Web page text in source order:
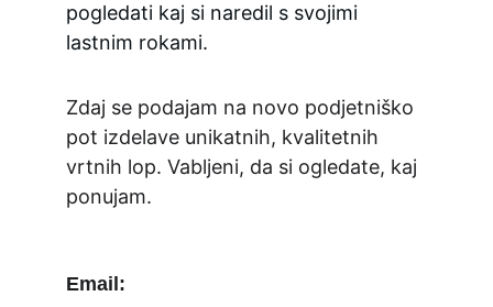
pogledati kaj si naredil s svojimi
lastnim rokami.
Zdaj se podajam na novo podjetniško
pot izdelave unikatnih, kvalitetnih
vrtnih lop. Vabljeni, da si ogledate, kaj
ponujam.
Email: